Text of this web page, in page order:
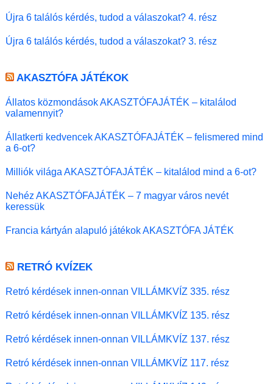
Újra 6 találós kérdés, tudod a válaszokat? 4. rész
Újra 6 találós kérdés, tudod a válaszokat? 3. rész
AKASZTÓFA JÁTÉKOK
Állatos közmondások AKASZTÓFAJÁTÉK – kitalálod
valamennyit?
Állatkerti kedvencek AKASZTÓFAJÁTÉK – felismered mind
a 6-ot?
Milliók világa AKASZTÓFAJÁTÉK – kitalálod mind a 6-ot?
Nehéz AKASZTÓFAJÁTÉK – 7 magyar város nevét
keressük
Francia kártyán alapuló játékok AKASZTÓFA JÁTÉK
RETRÓ KVÍZEK
Retró kérdések innen-onnan VILLÁMKVÍZ 335. rész
Retró kérdések innen-onnan VILLÁMKVÍZ 135. rész
Retró kérdések innen-onnan VILLÁMKVÍZ 137. rész
Retró kérdések innen-onnan VILLÁMKVÍZ 117. rész